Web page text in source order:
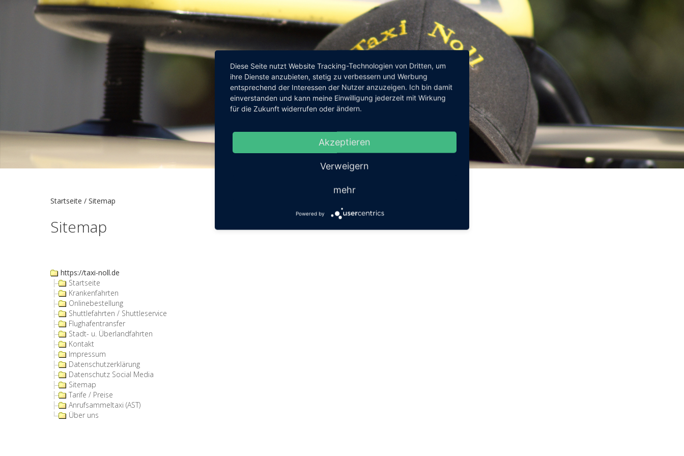
Startseite / Sitemap
Sitemap
https://taxi-noll.de
Startseite
Krankenfahrten
Onlinebestellung
Shuttlefahrten / Shuttleservice
Flughafentransfer
Stadt- u. Überlandfahrten
Kontakt
Impressum
Datenschutzerklärung
Datenschutz Social Media
Sitemap
Tarife / Preise
Anrufsammeltaxi (AST)
Über uns
Diese Seite nutzt Website Tracking-Technologien von Dritten, um
ihre Dienste anzubieten, stetig zu verbessern und Werbung
entsprechend der Interessen der Nutzer anzuzeigen. Ich bin damit
einverstanden und kann meine Einwilligung jederzeit mit Wirkung
für die Zukunft widerrufen oder ändern.
Akzeptieren
Verweigern
mehr
Powered by